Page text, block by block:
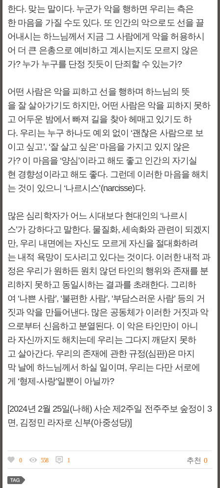
한다. 맞는 말이다. 누군가 악을 행하면 우리는 측은
한 마음을 가질 수도 있다. 또 인간의 악으로도 선을 끌
어내시는 하느님께서 지금 그 사람에게 악을 허용하시
어 더 큰 은총으로 예비하고 계시는지도 모르지 않은
가? 누가 누구를 단정 짓듯이 단죄할 수 있는가?
어떤 사람은 악을 피하고 선을 행하며 하느님의 뜻
을 잘 살아가기도 하지만, 어떤 사람은 악을 피하지 못하
고 어두운 밤에서 빠져 길을 찾아 헤매고 있기도 하
다. 우리는 누구 하나도 예외 없이 ‘괜찮은 사람으로 보
이고 싶고’, ‘잘 살고 싶은’ 마음을 가지고 있지 않은
가? 이 마음을 ‘양심’이라고 해도 좋고 인간의 자기실
현 경향성이라고 해도 좋다. 그런데 이러한 마음을 해치
는 것이 있으니 ‘나르시스’(narcisse)다.
많은 심리학자가 어느 시대보다 현대인의 ‘나르시
스’가 강하다고 말한다. 물질화, 세속화와 관련이 되겠지
만, 우리 내면에는 자신도 모르게 자신을 절대화하려
는 내적 욕망이 도사리고 있다는 것이다. 이러한 내적 과
정은 우리가 원하든 원치 않던 타인의 행위와 존재를 분
리하지 못하고 동일시하는 결과를 초래한다. 그리하
여 ‘나쁜 사람’, ‘불편한 사람’, ‘부담스러운 사람’ 등의 거
짓과 악을 만들어낸다. 많은 공동체가 이러한 거짓과 악
으로부터 신음하고 분열된다. 이 악은 타인만이 아니
라 자신까지도 해치는데 우리는 그다지 깨닫지 못하
고 살아간다. 우리의 존재에 관한 규정(심판)은 마지
막 날에 하느님께서 하실 일이며, 우리는 다만 서로에
게 ‘형제-사랑’일뿐이 아닐까?
[2024년 2월 25일(나해) 사순 제2주일 전주주보 숲정이 3
면, 김정민 라자로 신부(아중성당)]
0 558 1 추천 0